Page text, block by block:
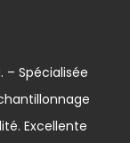
– Spécialisée
Excellente